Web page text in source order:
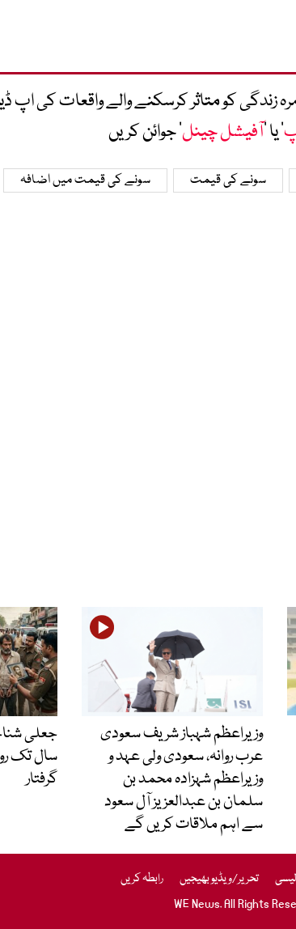
زندگی کو متاثر کرسکنے والے واقعات کی
‘ یا ’آفیشل چینل‘ جوائن کریں
سونے کی قیمت سونے کی قیمت میں اضافہ
وزیراعظم شہباز شریف سعودی
عرب روانہ، سعودی ولی عہد و
وزیراعظم شہزادہ محمد بن
سلمان بن عبدالعزیز آل سعود
سے اہم ملاقات کریں گے
سال تک
گرفتار
تحریر/ویڈیو بھیجیں
رابطہ کریں